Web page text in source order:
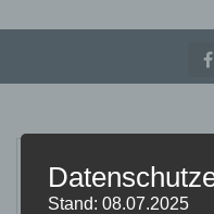
11
Veröffentlicht am 11
Stand: 08.07.2025